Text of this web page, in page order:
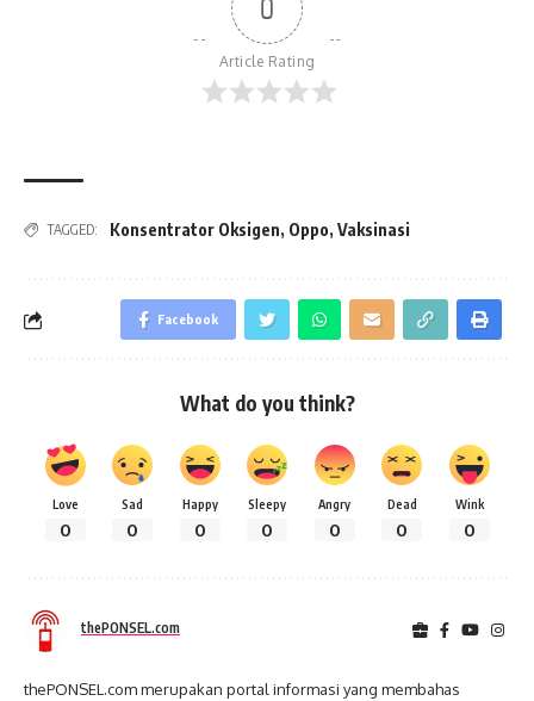
0
Article Rating
TAGGED: Konsentrator Oksigen, Oppo, Vaksinasi
Facebook
What do you think?
Love
0
Sad
0
Happy
0
Sleepy
0
Angry
0
Dead
0
Wink
0
thePONSEL.com
thePONSEL.com merupakan portal informasi yang membahas